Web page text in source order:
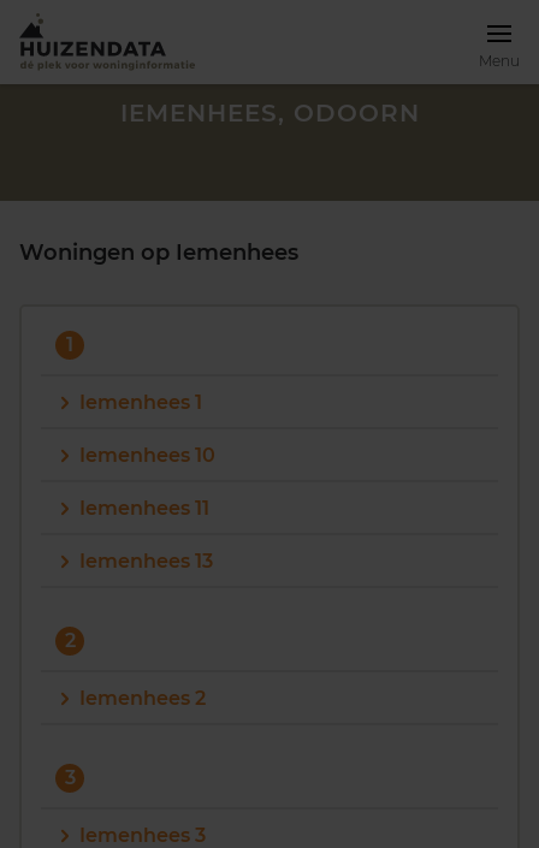
Menu
IEMENHEES, ODOORN
Woningen op Iemenhees
1
Iemenhees 1
Iemenhees 10
Iemenhees 11
Iemenhees 13
2
Iemenhees 2
3
Iemenhees 3